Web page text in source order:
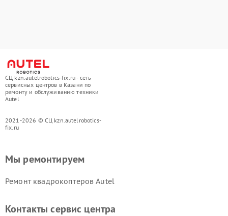
СЦ kzn.autelrobotics-fix.ru - сеть
сервисных центров в Казани по
ремонту и обслуживанию техники
Autel
2021-2026 © СЦ kzn.autelrobotics-
fix.ru
Мы ремонтируем
Ремонт квадрокоптеров Autel
Контакты сервис центра